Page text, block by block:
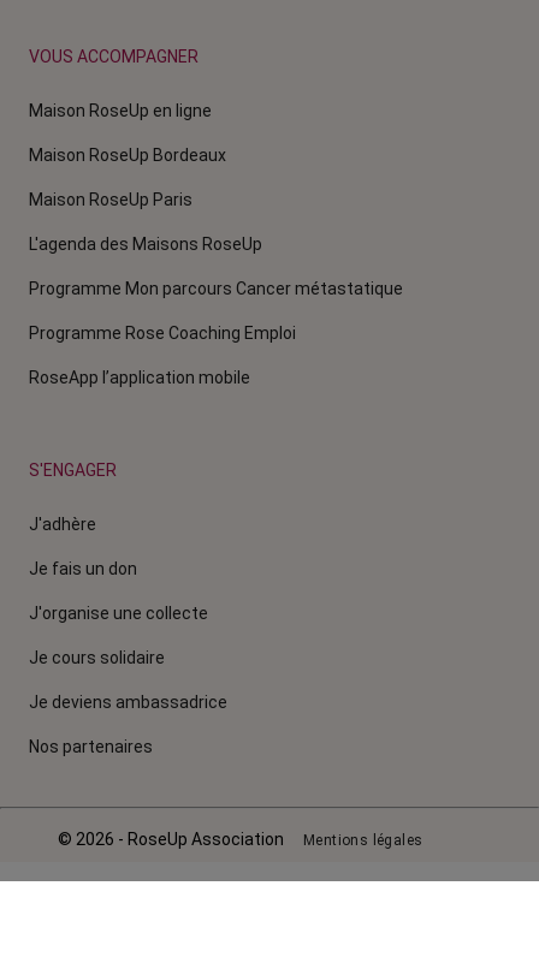
VOUS ACCOMPAGNER
Maison RoseUp en ligne
Maison RoseUp Bordeaux
Maison RoseUp Paris
L'agenda des Maisons RoseUp
Programme Mon parcours Cancer métastatique
Programme Rose Coaching Emploi
RoseApp l’application mobile
S'ENGAGER
J'adhère
Je fais un don
J'organise une collecte
Je cours solidaire
Je deviens ambassadrice
Nos partenaires
© 2026 - RoseUp Association Mentions légales